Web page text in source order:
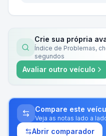
Crie sua própria
Índice de Problemas,
segundos
Avaliar outro veículo
Compare este
Veja as notas lado a
Abrir comparador